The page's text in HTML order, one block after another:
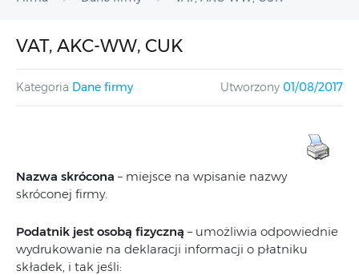
VAT, AKC-WW, CUK
Kategoria Dane firmy Utworzony 01/08/2017
Nazwa skrócona – miejsce na wpisanie nazwy
skróconej firmy.
Podatnik jest osobą fizyczną – umożliwia odpowiednie
wydrukowanie na deklaracji informacji o płatniku
składek, i tak jeśli: